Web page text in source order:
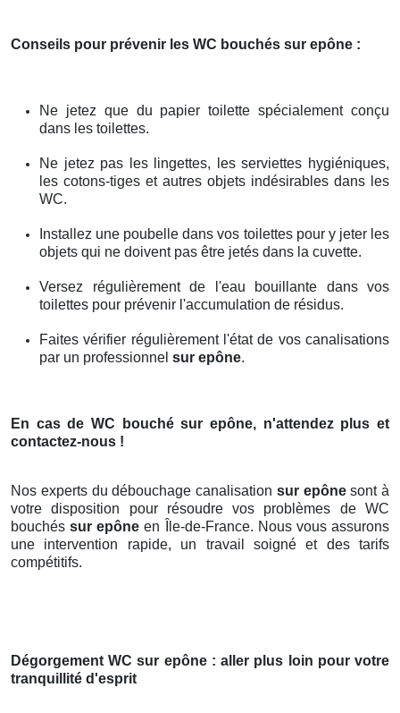
Conseils pour prévenir les WC bouchés sur epône :
Ne jetez que du papier toilette spécialement conçu
dans les toilettes.
Ne jetez pas les lingettes, les serviettes hygiéniques,
les cotons-tiges et autres objets indésirables dans les
WC.
Installez une poubelle dans vos toilettes pour y jeter les
objets qui ne doivent pas être jetés dans la cuvette.
Versez régulièrement de l'eau bouillante dans vos
toilettes pour prévenir l'accumulation de résidus.
Faites vérifier régulièrement l'état de vos canalisations
par un professionnel sur epône.
En cas de WC bouchésur epône, n'attendez plus et
contactez-nous !
Nos experts du débouchage canalisation sur epônesont à
votre disposition pour résoudre vos problèmes de WC
bouchéssur epôneen Île-de-France. Nous vous assurons
une intervention rapide, un travail soigné et des tarifs
compétitifs.
Dégorgement WCsur epône: aller plus loin pour votre
tranquillité d'esprit